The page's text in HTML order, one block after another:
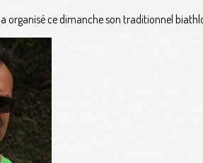
organisé ce dimanche son traditionnel